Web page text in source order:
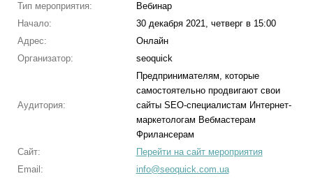
Тип мероприятия:
Вебинар
Начало:
30 декабря 2021, четверг в 15:00
Адрес:
Онлайн
Организатор:
seoquick
Аудитория:
Предпринимателям, которые
самостоятельно продвигают свои
сайты SEO-специалистам Интернет-
маркетологам Вебмастерам
Фрилансерам
Сайт:
Перейти на сайт мероприятия
Email:
info@seoquick.com.ua